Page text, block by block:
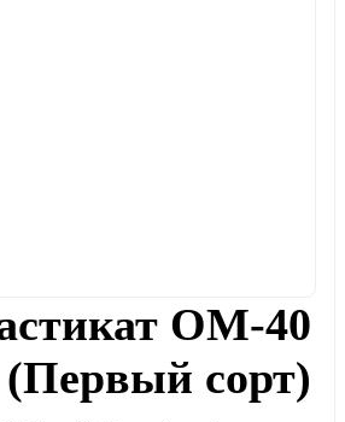
ОМ-40
сорт)